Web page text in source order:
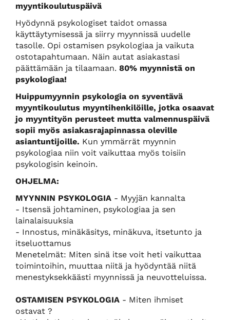
myyntikoulutuspäivä
Hyödynnä psykologiset taidot omassa
käyttäytymisessä ja siirry myynnissä uudelle
tasolle. Opi ostamisen psykologiaa ja vaikuta
ostotapahtumaan. Näin autat asiakastasi
päättämään ja tilaamaan. 80% myynnistä on
psykologiaa!
Huippumyynnin psykologia on syventävä
myyntikoulutus myyntihenkilöille, jotka osaavat
jo myyntityön perusteet mutta valmennuspäivä
sopii myös asiakasrajapinnassa oleville
asiantuntijoille. Kun ymmärrät myynnin
psykologiaa niin voit vaikuttaa myös toisiin
psykologisin keinoin.
OHJELMA:
MYYNNIN PSYKOLOGIA - Myyjän kannalta
- Itsensä johtaminen, psykologiaa ja sen
lainalaisuuksia
- Innostus, minäkäsitys, minäkuva, itsetunto ja
itseluottamus
Menetelmät: Miten sinä itse voit heti vaikuttaa
toimintoihin, muuttaa niitä ja hyödyntää niitä
menestyksekkäästi myynnissä ja neuvotteluissa.
OSTAMISEN PSYKOLOGIA - Miten ihmiset
ostavat ?